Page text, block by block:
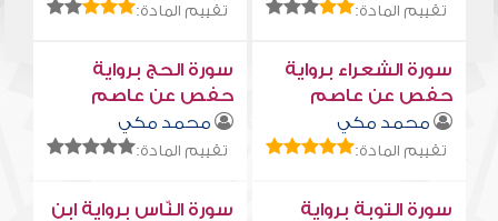
تقييم المادة: تقييم المادة:
سورة الشعراء برواية
حفص عن عاصم
محمد مكي
تقييم المادة:
سورة الحج برواية
حفص عن عاصم
محمد مكي
تقييم المادة:
سورة التوبة برواية
سورة النّاس برواية ابن